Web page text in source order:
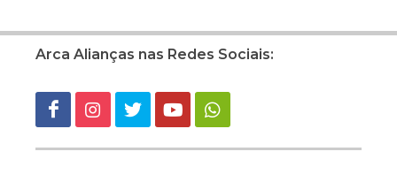
Arca Alianças nas Redes Sociais: